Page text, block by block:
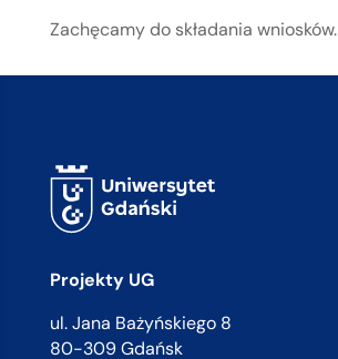
Zachęcamy do składania wniosków.
Projekty UG
ul. Jana Bażyńskiego 8
80-309 Gdańsk